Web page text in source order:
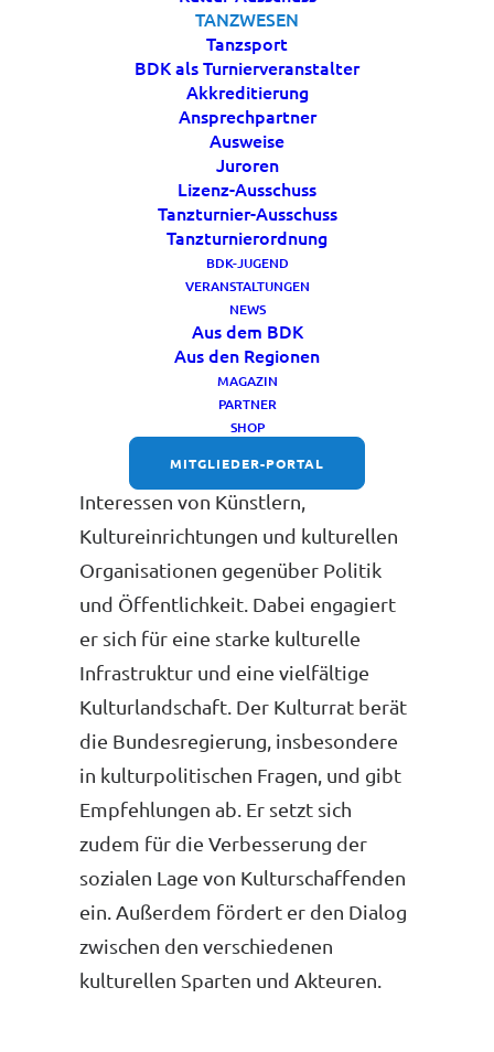
TANZWESEN
Tanzsport
BDK als Turnierveranstalter
Akkreditierung
Ansprechpartner
Ausweise
Juroren
Lizenz-Ausschuss
Tanzturnier-Ausschuss
Tanzturnierordnung
BDK-JUGEND
VERANSTALTUNGEN
NEWS
Aus dem BDK
Aus den Regionen
MAGAZIN
PARTNER
SHOP
MITGLIEDER-PORTAL
Deutscher Kulturrat
Der Deutsche Kulturrat ist der
Spitzenverband der
Bundeskulturverbände in
Deutschland. Er vertritt die
Interessen von Künstlern,
Kultureinrichtungen und kulturellen
Organisationen gegenüber Politik
und Öffentlichkeit. Dabei engagiert
er sich für eine starke kulturelle
Infrastruktur und eine vielfältige
Kulturlandschaft. Der Kulturrat berät
die Bundesregierung, insbesondere
in kulturpolitischen Fragen, und gibt
Empfehlungen ab. Er setzt sich
zudem für die Verbesserung der
sozialen Lage von Kulturschaffenden
ein. Außerdem fördert er den Dialog
zwischen den verschiedenen
kulturellen Sparten und Akteuren.